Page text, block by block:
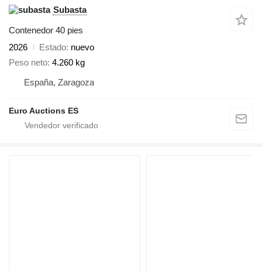
Subasta
Contenedor 40 pies
2026
Estado nuevo
Peso neto 4.260 kg
España, Zaragoza
Euro Auctions ES